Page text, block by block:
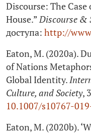
Discourse: The
House.”Discourse &
доступа: http://
Eaton, M. (2020a).
of Nations
Global Identity.
Culture, and Society,
10.1007/s10767-
Eaton, M. (2020b).